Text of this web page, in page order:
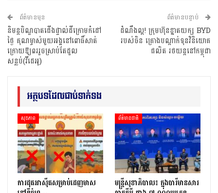
ព័ត៌មានមុន
និមន្តបិណ្ឌបាតជើងផ្ទាល់ដីក្រោមកំដៅ
ថ្ងៃ គុណម្ចាស់មួយអង្គនៅពោធិ៍សាត់
ក្រោយឱ្យពររួចស្រាប់តែដួល
សន្លប់(វីដេអូ)
ព័ត៌មានបន្ទាប់
ដំណឹងល្អ! ក្រុមហ៊ុនខ្នាតយក្ស BYD
របស់ចិន គ្រោងបណ្តាក់ទុនវិនិយោគ
ផលិត រថយន្តនៅកម្ពុជា
អត្ថបទដែលជាប់ទាក់ទង
សុខភាព
ការដុតអាស៊ីតសម្រាប់ដេញមាស
ព័ត៌មានជាតិ
មន្ត្រីសុខាភិបាល៖ ក្នុងបារីមានសារ